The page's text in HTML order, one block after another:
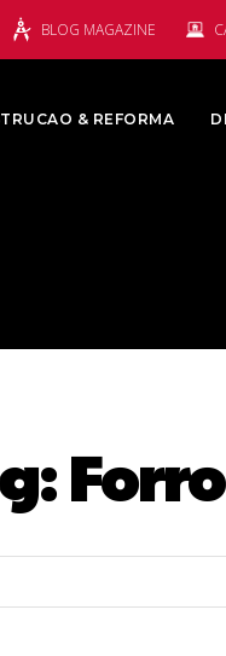
BLOG MAGAZINE
& REFORMA